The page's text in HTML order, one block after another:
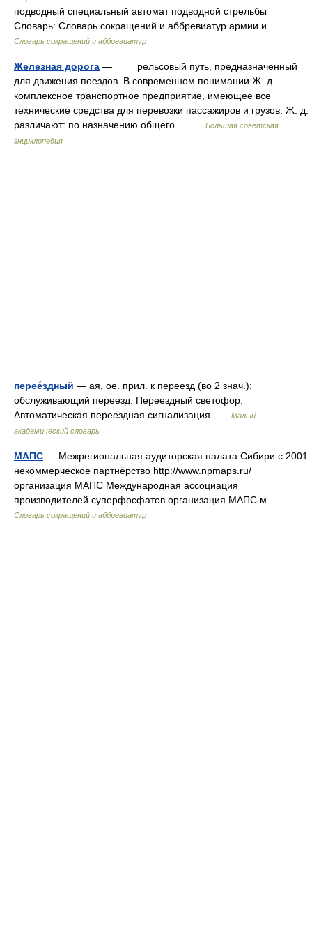
подводный специальный автомат подводной стрельбы
Словарь: Словарь сокращений и аббревиатур армии и… …
Словарь сокращений и аббревиатур
Железная дорога — рельсовый путь, предназначенный
для движения поездов. В современном понимании Ж. д.
комплексное транспортное предприятие, имеющее все
технические средства для перевозки пассажиров и грузов. Ж. д.
различают: по назначению общего… …
Большая советская
энциклопедия
перее́здный — ая, ое. прил. к переезд (во 2 знач.);
обслуживающий переезд. Переездный светофор.
Автоматическая переездная сигнализация …
Малый
академический словарь
МАПС — Межрегиональная аудиторская палата Сибири с 2001
некоммерческое партнёрство http://www.npmaps.ru/​
организация МАПС Международная ассоциация
производителей суперфосфатов организация МАПС м …
Словарь сокращений и аббревиатур